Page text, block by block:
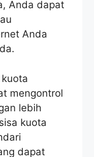
Anda dapat
Anda
mengontrol
lebih
kuota
dapat